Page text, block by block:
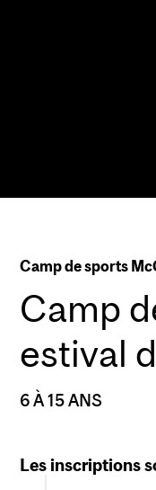
Camp de sports
Camp
estival
6 À 15 ANS
Les inscriptions